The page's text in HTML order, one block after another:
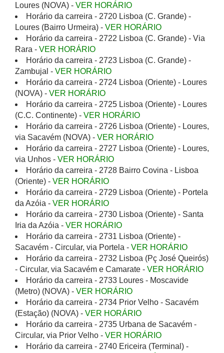
Loures (NOVA) - VER HORÁRIO
Horário da carreira - 2720 Lisboa (C. Grande) -
Loures (Bairro Urmeira) - VER HORÁRIO
Horário da carreira - 2722 Lisboa (C. Grande) - Via
Rara - VER HORÁRIO
Horário da carreira - 2723 Lisboa (C. Grande) -
Zambujal - VER HORÁRIO
Horário da carreira - 2724 Lisboa (Oriente) - Loures
(NOVA) - VER HORÁRIO
Horário da carreira - 2725 Lisboa (Oriente) - Loures
(C.C. Continente) - VER HORÁRIO
Horário da carreira - 2726 Lisboa (Oriente) - Loures,
via Sacavém (NOVA) - VER HORÁRIO
Horário da carreira - 2727 Lisboa (Oriente) - Loures,
via Unhos - VER HORÁRIO
Horário da carreira - 2728 Bairro Covina - Lisboa
(Oriente) - VER HORÁRIO
Horário da carreira - 2729 Lisboa (Oriente) - Portela
da Azóia - VER HORÁRIO
Horário da carreira - 2730 Lisboa (Oriente) - Santa
Iria da Azóia - VER HORÁRIO
Horário da carreira - 2731 Lisboa (Oriente) -
Sacavém - Circular, via Portela - VER HORÁRIO
Horário da carreira - 2732 Lisboa (Pç José Queirós)
- Circular, via Sacavém e Camarate - VER HORÁRIO
Horário da carreira - 2733 Loures - Moscavide
(Metro) (NOVA) - VER HORÁRIO
Horário da carreira - 2734 Prior Velho - Sacavém
(Estação) (NOVA) - VER HORÁRIO
Horário da carreira - 2735 Urbana de Sacavém -
Circular, via Prior Velho - VER HORÁRIO
Horário da carreira - 2740 Ericeira (Terminal) -